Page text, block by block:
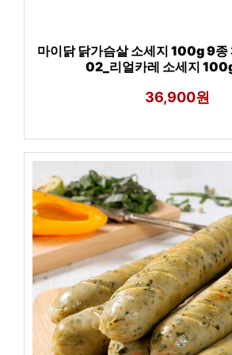
마이닭 닭가슴살 소세지 100g 9
02_리얼카레 소세지
36,900원